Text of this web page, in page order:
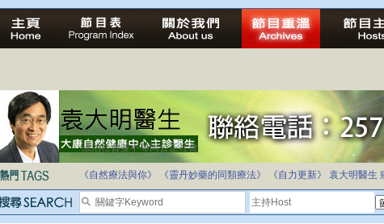
法治社會並不等同公正社會
自家教育合法化-推動多元化教育，全民學卷制
《自然療法與你》
《靈丹妙藥的同類療法》 《自力更新》 袁大明醫生